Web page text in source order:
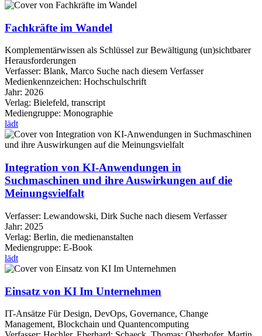
Fachkräfte im Wandel
Komplementärwissen als Schlüssel zur Bewältigung (un)sichtbarer
Herausforderungen
Verfasser: Blank, Marco Suche nach diesem Verfasser
Medienkennzeichen: Hochschulschrift
Jahr: 2026
Verlag: Bielefeld, transcript
Mediengruppe: Monographie
lädt
Integration von KI-Anwendungen in
Suchmaschinen und ihre Auswirkungen auf die
Meinungsvielfalt
Verfasser: Lewandowski, Dirk Suche nach diesem Verfasser
Jahr: 2025
Verlag: Berlin, die medienanstalten
Mediengruppe: E-Book
lädt
Einsatz von KI Im Unternehmen
IT-Ansätze Für Design, DevOps, Governance, Change
Management, Blockchain und Quantencomputing